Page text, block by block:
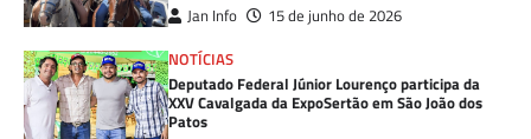
Jan Info
15 de junho de 2026
NOTÍCIAS
Deputado Federal Júnior Lourenço participa da
XXV Cavalgada da ExpoSertão em São João dos
Patos